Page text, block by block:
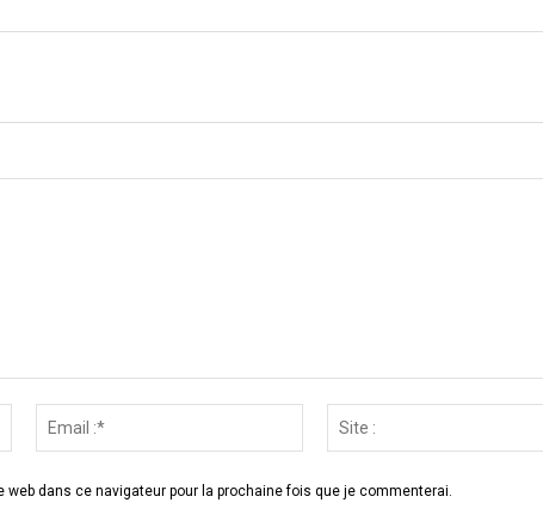
web dans ce navigateur pour la prochaine fois que je commenterai.